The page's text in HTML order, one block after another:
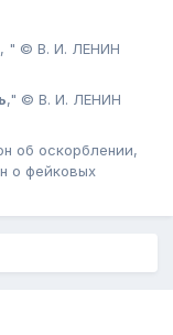
, " © В. И. ЛЕНИН
," © В. И. ЛЕНИН
об оскорблении,
о фейковых